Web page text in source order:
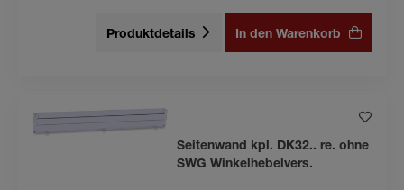
Produktdetails In den Warenkorb
Seitenwand kpl. DK32.. re. ohne
SWG Winkelhebelvers.